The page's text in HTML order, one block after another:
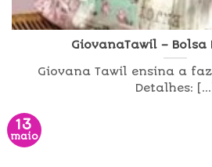
GiovanaTawil – Bolsa
Giovana Tawil ensina a
Detalhes:
13
maio